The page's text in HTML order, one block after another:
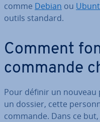
comme Debian ou
outils standard.
Comment
commande
Pour définir un
un dossier, cette
commande. Dans ce but,